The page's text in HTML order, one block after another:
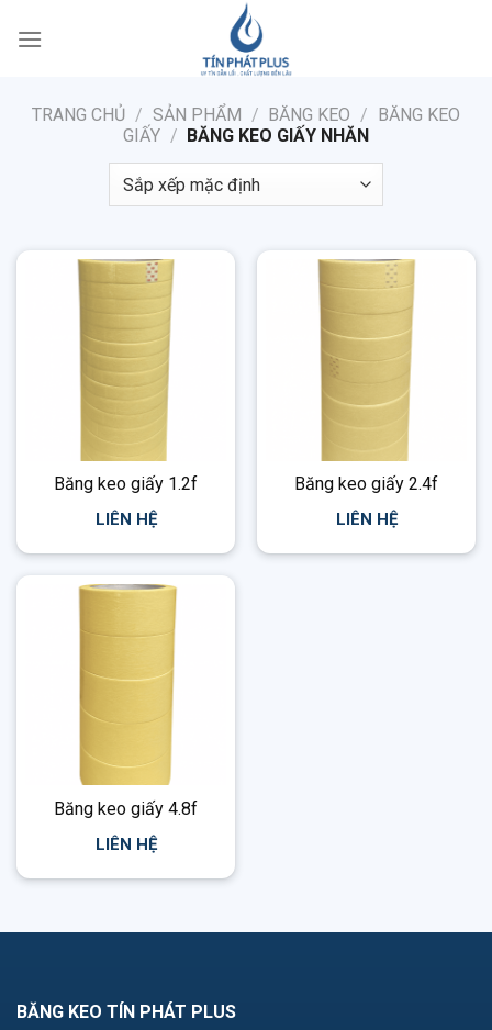
qua
TRANG CHỦ / SẢN PHẨM / BĂNG KEO / BĂNG KEO
GIẤY / BĂNG KEO GIẤY NHĂN
Băng keo giấy 1.2f
LIÊN HỆ
Băng keo giấy 2.4f
LIÊN HỆ
Băng keo giấy 4.8f
LIÊN HỆ
BĂNG KEO TÍN PHÁT PLUS